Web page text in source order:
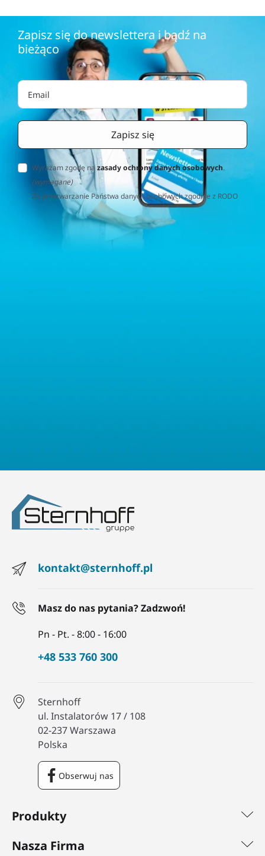
Zapisz się do newslettera i bądź na
bieżąco
Wyrażam zgodę nazasady ochrony danych osobowych.
(wymagane)
Za przetwarzanie Państwa danych osobowych zgodnie z RODO
(Rozporządzenie o Ochronie Danych Osobowych) odpowiedzialna
jest firma Home&Decor Sp. z o.o., Instalatorów 17/108, 02-237
Warszawa, Polska, NIP: PL5223059837 („Administrator”). W
Produkty
Nasza Firma
kontakt@sternhoff.pl
Masz do nas pytania? Zadzwoń!
Pn - Pt. - 8:00 - 16:00
+48 533 760 300
Sternhoff
ul. Instalatorów 17 / 108
02-237 Warszawa
Polska
Obserwuj nas
Facebook